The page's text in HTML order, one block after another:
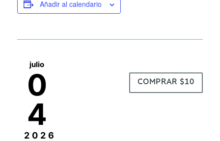
Añadir al calendario
julio
0
4
2026
COMPRAR $10